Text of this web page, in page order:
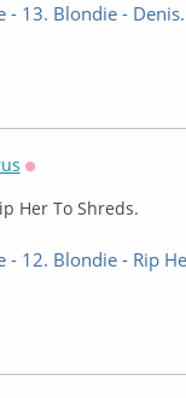
- 13. Blondie -
Her To Shreds.
- 12. Blondie - Rip